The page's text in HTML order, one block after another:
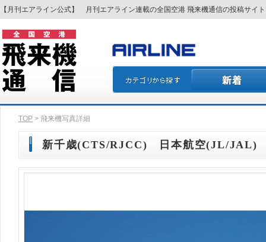
【月刊エアライン公式】 月刊エアライン連載の全国空港 飛来機通信の投稿サイ
TOP > 飛来機写真詳細
新千歳(CTS/RJCC) 日本航空(JL/JAL)